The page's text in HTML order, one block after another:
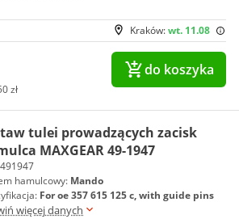
Kraków:wt. 11.08
zł
do koszyka
tulei prowadzących zacisk
MAXGEAR 49-1947
hamulcowy: Mando
For oe 357 615 125 c, with guide pins
więcej danych